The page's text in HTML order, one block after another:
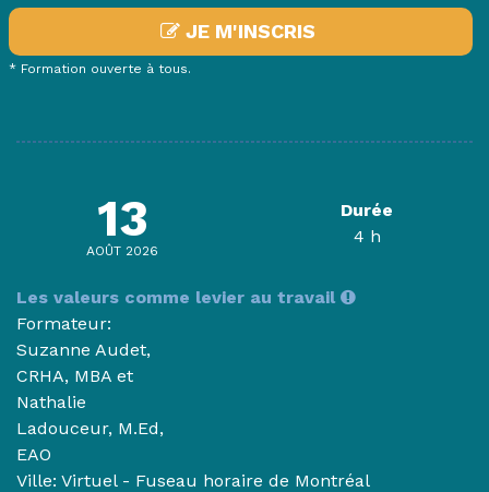
JE M'INSCRIS
* Formation ouverte à tous.
13
AOÛT 2026
Durée
4 h
Les valeurs comme levier au travail
Formateur:
Suzanne Audet,
CRHA, MBA et
Nathalie
Ladouceur, M.Ed,
EAO
Ville: Virtuel - Fuseau horaire de Montréal